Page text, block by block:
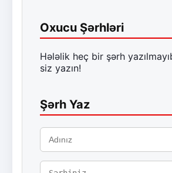
Oxucu Şərhləri
Hələlik heç bir şərh
siz yazın!
Şərh Yaz